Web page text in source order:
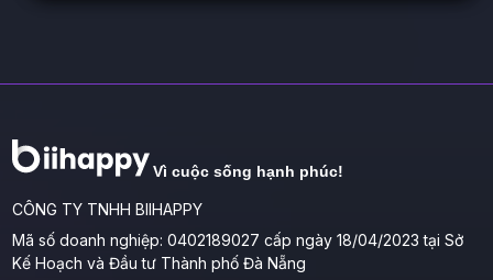
Vì cuộc sống hạnh phúc!
CÔNG TY TNHH BIIHAPPY
Mã số doanh nghiệp: 0402189027 cấp ngày 18/04/2023 tại Sở
Kế Hoạch và Đầu tư Thành phố Đà Nẵng